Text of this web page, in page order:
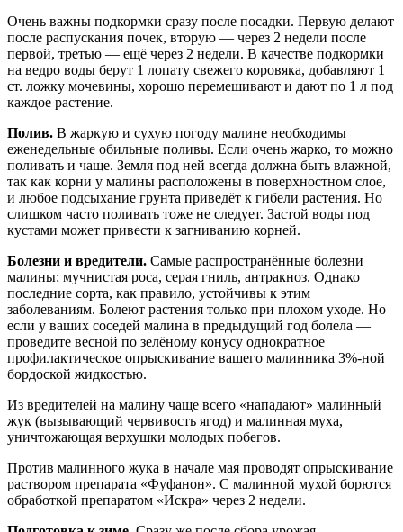
Очень важны подкормки сразу после посадки. Первую делают
после распускания почек, вторую — через 2 недели после
первой, третью — ещё через 2 недели. В качестве подкормки
на ведро воды берут 1 лопату свежего коровяка, добавляют 1
ст. ложку мочевины, хорошо перемешивают и дают по 1 л под
каждое растение.
Полив. В жаркую и сухую погоду малине необходимы
еженедельные обильные поливы. Если очень жарко, то можно
поливать и чаще. Земля под ней всегда должна быть влажной,
так как корни у малины расположены в поверхностном слое,
и любое подсыхание грунта приведёт к гибели растения. Но
слишком часто поливать тоже не следует. Застой воды под
кустами может привести к загниванию корней.
Болезни и вредители. Самые распространённые болезни
малины: мучнистая роса, серая гниль, антракноз. Однако
последние сорта, как правило, устойчивы к этим
заболеваниям. Болеют растения только при плохом уходе. Но
если у ваших соседей малина в предыдущий год болела —
проведите весной по зелёному конусу однократное
профилактическое опрыскивание вашего малинника 3%-ной
бордоской жидкостью.
Из вредителей на малину чаще всего «нападают» малинный
жук (вызывающий червивость ягод) и малинная муха,
уничтожающая верхушки молодых побегов.
Против малинного жука в начале мая проводят опрыскивание
раствором препарата «Фуфанон». С малинной мухой борются
обработкой препаратом «Искра» через 2 недели.